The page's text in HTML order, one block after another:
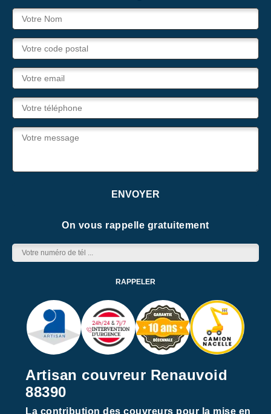
On vous rappelle gratuitement
Artisan couvreur Renauvoid
88390
La contribution des couvreurs pour la mise en